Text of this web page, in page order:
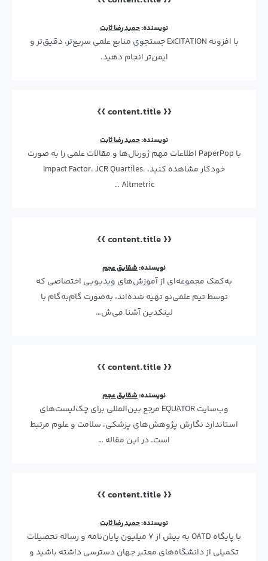
نویسنده:حمید رضا ثابت
با افزونه ExCITATION جستجوی منابع علمی سریع‌تر، دقیق‌تر و
ایمن‌تر انجام دهید.
{{ content.title }}
نویسنده:حمید رضا ثابت
با PaperPop اطلاعات مهم ژورنال‌ها و مقالات علمی را به صورت
خودکار مشاهده کنید. Impact Factor، JCR Quartiles،
Altmetric …
{{ content.title }}
نویسنده:شقایق عجم
به‌کمک مجموعه‌ای از آموزش‌های ویدیویی اختصاصی که
توسط تیم علمی‌نو تهیه شده‌اند، به‌صورت گام‌به‌گام با
لینکدین آشنا می‌ش…
{{ content.title }}
نویسنده:شقایق عجم
وب‌سایت EQUATOR مرجع بین‌المللی برای چک‌لیست‌های
استاندارد نگارش پژوهش‌های پزشکی، سلامت و علوم مرتبط
است. در این مقاله …
{{ content.title }}
نویسنده:حمید رضا ثابت
با پایگاه OATD به بیش از ۷ میلیون پایان‌نامه و رساله تحصیلات
تکمیلی از دانشگاه‌های معتبر جهان دسترسی داشته باشید و